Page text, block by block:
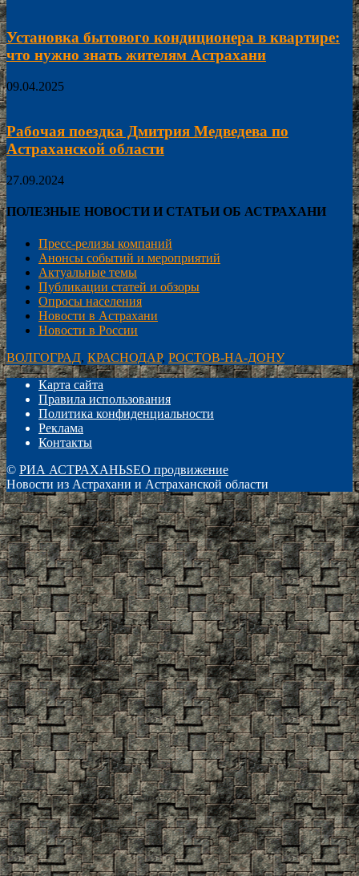
Установка бытового кондиционера в квартире:
что нужно знать жителям Астрахани
09.04.2025
Рабочая поездка Дмитрия Медведева по
Астраханской области
27.09.2024
ПОЛЕЗНЫЕ НОВОСТИ И СТАТЬИ ОБ АСТРАХАНИ
Пресс-релизы компаний
Анонсы событий и мероприятий
Актуальные темы
Публикации статей и обзоры
Опросы населения
Новости в Астрахани
Новости в России
ВОЛГОГРАД, КРАСНОДАР, РОСТОВ-НА-ДОНУ
Карта сайта
Правила использования
Политика конфиденциальности
Реклама
Контакты
© РИА АСТРАХАНЬSEO продвижение
Новости из Астрахани и Астраханской области